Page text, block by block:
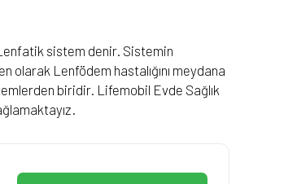
sistem denir. Sistemin
olarak Lenfödem hastalığını meydana
biridir. Lifemobil Evde Sağlık